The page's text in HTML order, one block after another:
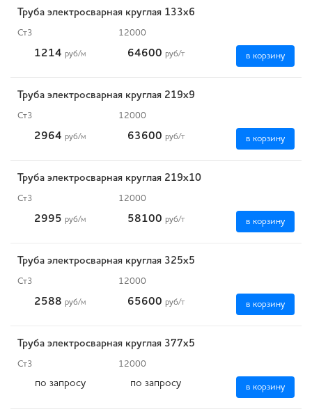
Труба электросварная круглая 133х6
Ст3 12000
1214 руб/м 64600 руб/т в корзину
Труба электросварная круглая 219х9
Ст3 12000
2964 руб/м 63600 руб/т в корзину
Труба электросварная круглая 219х10
Ст3 12000
2995 руб/м 58100 руб/т в корзину
Труба электросварная круглая 325х5
Ст3 12000
2588 руб/м 65600 руб/т в корзину
Труба электросварная круглая 377х5
Ст3 12000
по запросу по запросу в корзину